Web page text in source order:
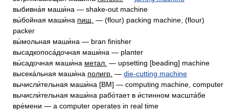
выбивна́я маши́на — shake-out machine
вы́бойная маши́на пищ. — (flour) packing machine, (flour)
packer
вы́мольная маши́на — bran finisher
высадкопоса́дочная маши́на — planter
вы́садочная маши́на метал. — upsetting [beading] machine
высека́льная маши́на полигр. — die-cutting machine
вычисли́тельная маши́на [ВМ] — computing machine, computer
вычисли́тельная маши́на рабо́тает в и́стинном масшта́бе
вре́мени — a computer operates in real time